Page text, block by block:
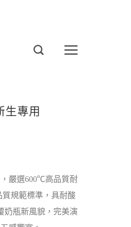
生專用
嚴選600℃高品質耐
質規範標準，具耐酸
奶瓶新風貌，完美演